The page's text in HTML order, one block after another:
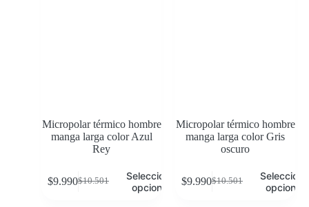
Micropolar térmico hombre
manga larga color Azul
Rey
$10.501
$9.990
Seleccionar
opciones
Micropolar térmico hombre
manga larga color Gris
oscuro
$10.501
$9.990
opciones